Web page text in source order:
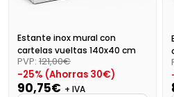
Estante inox mural con
cartelas vueltas 140x40 cm
PVP: 121,00€
-25% (Ahorras 30€)
90,75€ + IVA